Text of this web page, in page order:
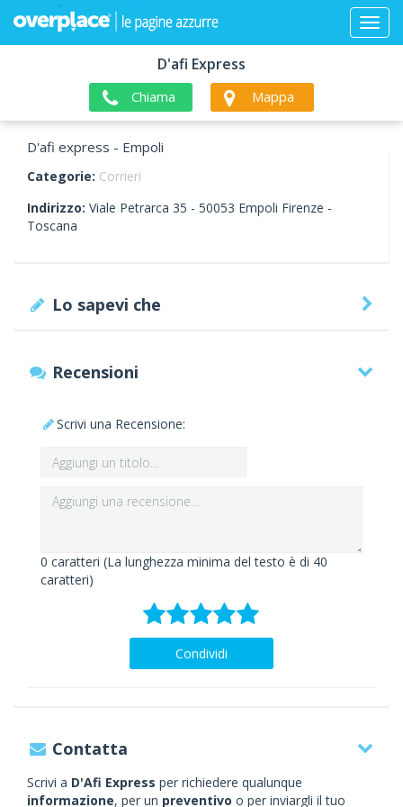
D'afi Express
Chiama Mappa
D'afi express - Empoli
Categorie: Corrieri
Indirizzo: Viale Petrarca 35 - 50053 Empoli Firenze -
Toscana
Lo sapevi che
Recensioni
Scrivi una Recensione:
0 caratteri (La lunghezza minima del testo è di 40
caratteri)
Condividi
Contatta
Scrivi a D'Afi Express per richiedere qualunque
informazione, per un preventivo o per inviargli il tuo